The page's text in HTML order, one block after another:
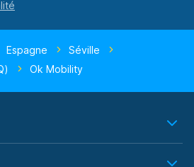
Espagne
Séville
Ok Mobility